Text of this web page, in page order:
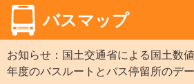
バスマップ
お知らせ：国土交通省による国土数
年度のバスルートとバス停留所のデ